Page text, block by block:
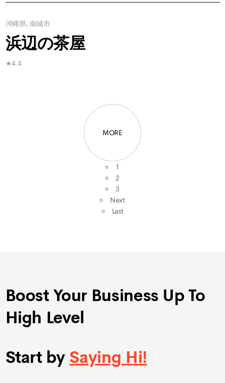
沖縄県, 南城市
浜辺の茶屋
★4.4
MORE
1
2
3
Next
Last
Boost Your Business Up To
High Level
Start by Saying Hi!